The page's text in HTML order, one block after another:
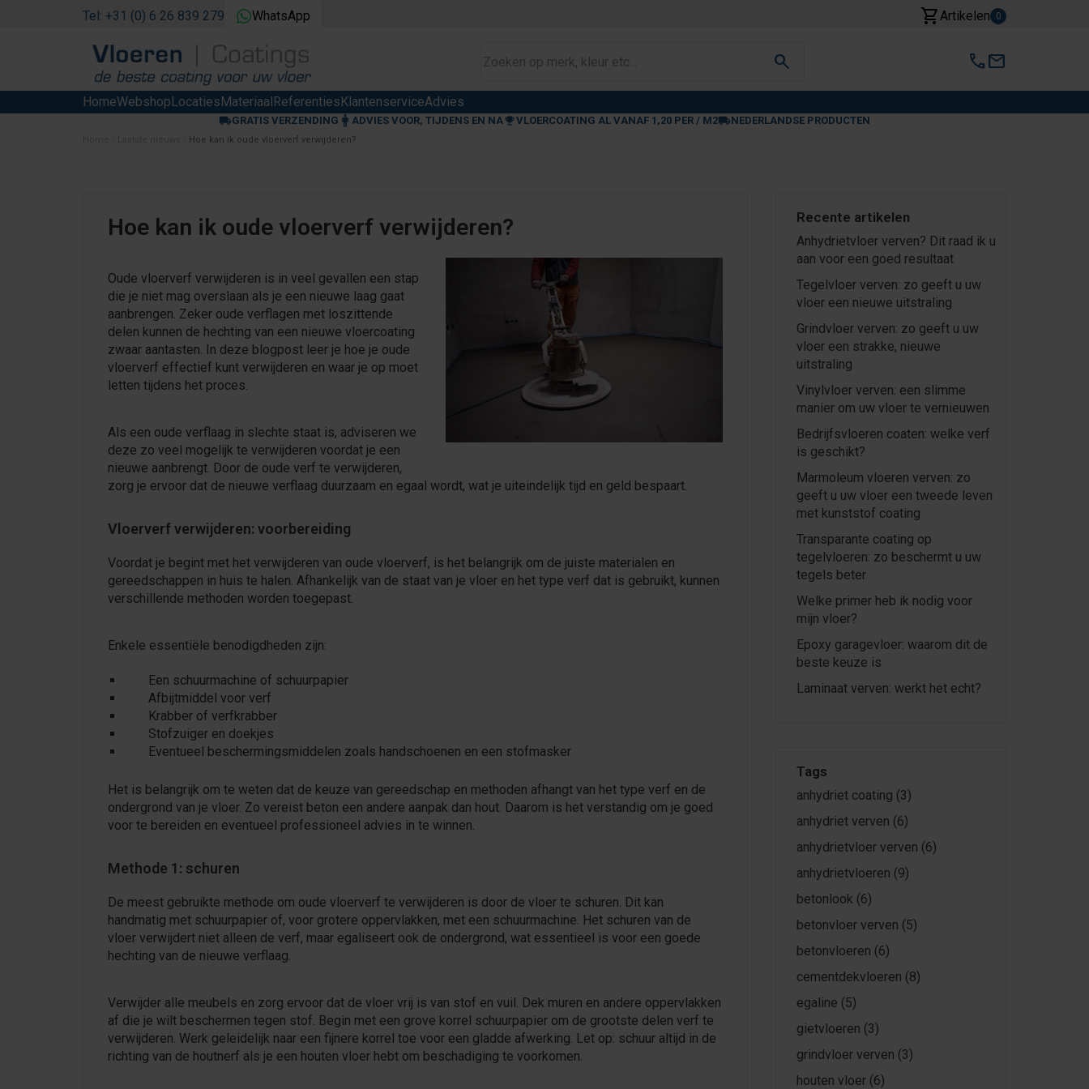
Tel: +31 (0) 6 26 839 279 WhatsApp shopping_cartArtikelen 0
search callmail
HomeWebshopLocatiesMateriaalReferentiesKlantenserviceAdvies
GRATIS VERZENDING ADVIES VOOR, TIJDENS EN NA VLOERCOATING AL VANAF 1,20 PER / M2 NEDERLANDSE PRODUCTEN
Hoe kan ik oude vloerverf verwijderen?
Hoe kan ik oude vloerverf verwijderen?
Oude vloerverf verwijderen is in veel gevallen een stap
die je niet mag overslaan als je een nieuwe laag gaat
aanbrengen. Zeker oude verflagen met loszittende
delen kunnen de hechting van een nieuwe vloercoating
zwaar aantasten. In deze blogpost leer je hoe je oude
vloerverf effectief kunt verwijderen en waar je op moet
letten tijdens het proces.
Als een oude verflaag in slechte staat is, adviseren we
deze zo veel mogelijk te verwijderen voordat je een
nieuwe aanbrengt. Door de oude verf te verwijderen,
zorg je ervoor dat de nieuwe verflaag duurzaam en egaal wordt, wat je uiteindelijk tijd en geld bespaart.
Vloerverf verwijderen: voorbereiding
Voordat je begint met het verwijderen van oude vloerverf, is het belangrijk om de juiste materialen en
gereedschappen in huis te halen. Afhankelijk van de staat van je vloer en het type verf dat is gebruikt, kunnen
verschillende methoden worden toegepast.
Enkele essentiële benodigdheden zijn:
Een schuurmachine of schuurpapier
Afbijtmiddel voor verf
Krabber of verfkrabber
Stofzuiger en doekjes
Eventueel beschermingsmiddelen zoals handschoenen en een stofmasker
Het is belangrijk om te weten dat de keuze van gereedschap en methoden afhangt van het type verf en de
ondergrond van je vloer. Zo vereist beton een andere aanpak dan hout. Daarom is het verstandig om je goed
voor te bereiden en eventueel professioneel advies in te winnen.
Methode 1: schuren
De meest gebruikte methode om oude vloerverf te verwijderen is door de vloer te schuren. Dit kan
handmatig met schuurpapier of, voor grotere oppervlakken, met een schuurmachine. Het schuren van de
vloer verwijdert niet alleen de verf, maar egaliseert ook de ondergrond, wat essentieel is voor een goede
hechting van de nieuwe verflaag.
Verwijder alle meubels en zorg ervoor dat de vloer vrij is van stof en vuil. Dek muren en andere oppervlakken
af die je wilt beschermen tegen stof. Begin met een grove korrel schuurpapier om de grootste delen verf te
verwijderen. Werk geleidelijk naar een fijnere korrel toe voor een gladde afwerking. Let op: schuur altijd in de
richting van de houtnerf als je een houten vloer hebt om beschadiging te voorkomen.
Recente artikelen
Anhydrietvloer verven? Dit raad ik u
aan voor een goed resultaat
Tegelvloer verven: zo geeft u uw
vloer een nieuwe uitstraling
Grindvloer verven: zo geeft u uw
vloer een strakke, nieuwe
uitstraling
Vinylvloer verven: een slimme
manier om uw vloer te vernieuwen
Bedrijfsvloeren coaten: welke verf
is geschikt?
Marmoleum vloeren verven: zo
geeft u uw vloer een tweede leven
met kunststof coating
Transparante coating op
tegelvloeren: zo beschermt u uw
tegels beter
Welke primer heb ik nodig voor
mijn vloer?
Epoxy garagevloer: waarom dit de
beste keuze is
Laminaat verven: werkt het echt?
Tags
anhydriet coating (3)
anhydriet verven (6)
anhydrietvloer verven (6)
anhydrietvloeren (9)
betonlook (6)
betonvloer verven (5)
betonvloeren (6)
cementdekvloeren (8)
egaline (5)
gietvloeren (3)
grindvloer verven (3)
houten vloer (6)